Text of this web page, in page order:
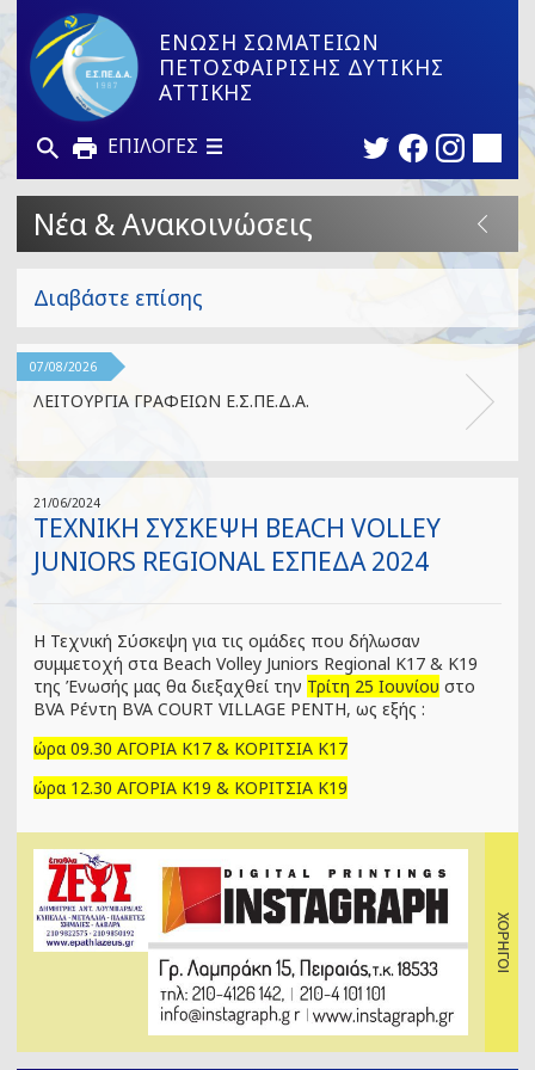
ΕΝΩΣΗ ΣΩΜΑΤΕΙΩΝ
ΠΕΤΟΣΦΑΙΡΙΣΗΣ ΔΥΤΙΚΗΣ
ΑΤΤΙΚΗΣ
ΕΠΙΛΟΓΕΣ
Νέα & Ανακοινώσεις
21/06/2024
ΤΕΧΝΙΚΗ ΣΥΣΚΕΨΗ BEACH VOLLEY
JUNIORS REGIONAL ΕΣΠΕΔΑ 2024
Η Τεχνική Σύσκεψη για τις ομάδες που δήλωσαν
συμμετοχή στα Beach Volley Juniors Regional Κ17 & Κ19
της Ένωσής μας θα διεξαχθεί την Τρίτη 25 Ιουνίου στο
BVA Ρέντη BVA COURT VILLAGE ΡΕΝΤΗ, ως εξής :
ώρα 09.30 ΑΓΟΡΙΑ Κ17 & ΚΟΡΙΤΣΙΑ Κ17
ώρα 12.30 ΑΓΟΡΙΑ Κ19 & ΚΟΡΙΤΣΙΑ Κ19
Διαβάστε επίσης
07/08/2026
ΛΕΙΤΟΥΡΓΙΑ ΓΡΑΦΕΙΩΝ Ε.Σ.ΠΕ.Δ.Α.